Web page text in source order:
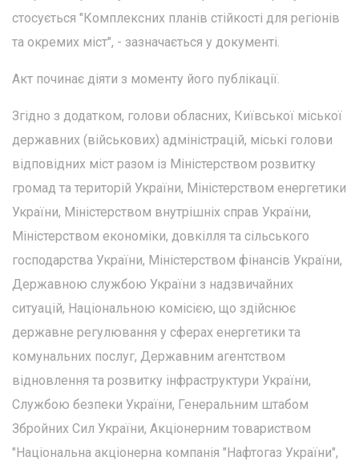
стосується "Комплексних планів стійкості для регіонів
та окремих міст", - зазначається у документі.
Акт починає діяти з моменту його публікації.
Згідно з додатком, голови обласних, Київської міської
державних (військових) адміністрацій, міські голови
відповідних міст разом із Міністерством розвитку
громад та територій України, Міністерством енергетики
України, Міністерством внутрішніх справ України,
Міністерством економіки, довкілля та сільського
господарства України, Міністерством фінансів України,
Державною службою України з надзвичайних
ситуацій, Національною комісією, що здійснює
державне регулювання у сферах енергетики та
комунальних послуг, Державним агентством
відновлення та розвитку інфраструктури України,
Службою безпеки України, Генеральним штабом
Збройних Сил України, Акціонерним товариством
"Національна акціонерна компанія "Нафтогаз України",